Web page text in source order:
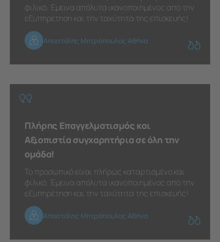
φιλικό. Έμεινα απόλυτα ικανοποιημένος από την
εξυπηρέτηση και την ταχύτητα της επισκευής!
Αποστόλης Μητρόπουλος Αθήνα
Πλήρης Επαγγελματισμός και
Αξιοπιστία συγχαρητήρια σε όλη την
ομάδα!
Το προσωπικό είναι πλήρως καταρτισμένο και
φιλικό. Έμεινα απόλυτα ικανοποιημένος από την
εξυπηρέτηση και την ταχύτητα της επισκευής!
Αποστόλης Μητρόπουλος Αθήνα